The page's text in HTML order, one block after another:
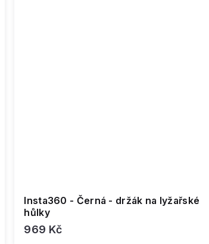
Insta360 - Černá - držák na lyžařské
hůlky
969 Kč